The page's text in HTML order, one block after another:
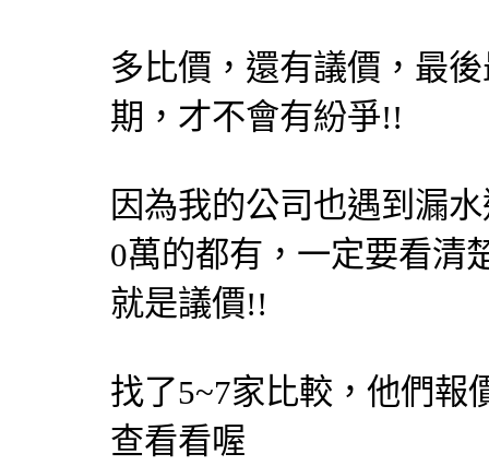
多比價，還有議價，最
期，才不會有紛爭!!
因為我的公司也遇到漏
0萬的都有，一定要看清
就是議價!!
找了5~7家比較，他們報
查看看喔